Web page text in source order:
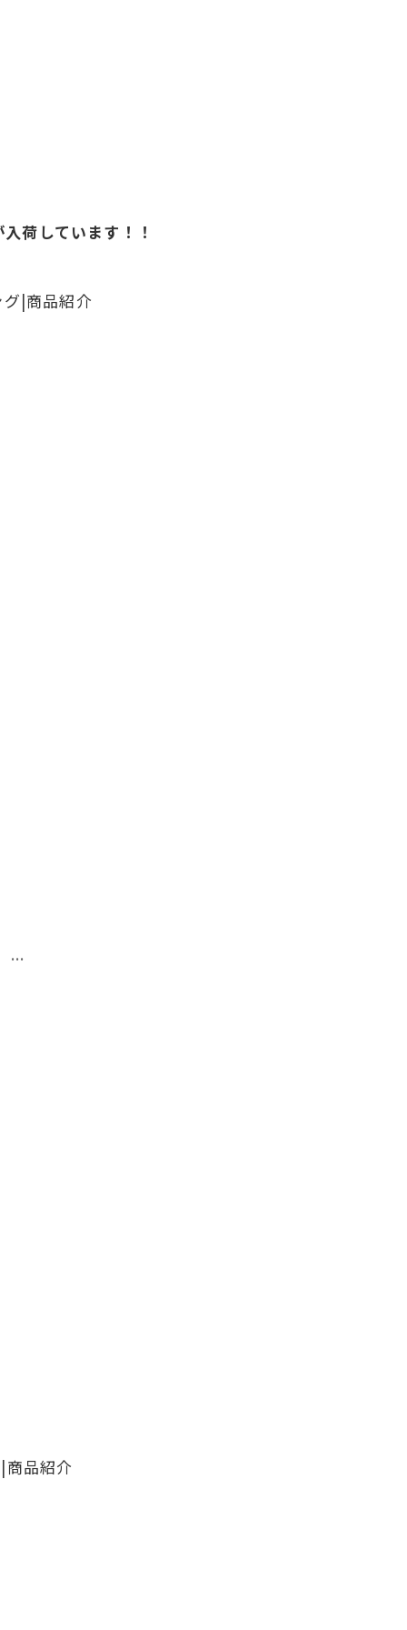
荷しています！！
|商品紹介
品紹介